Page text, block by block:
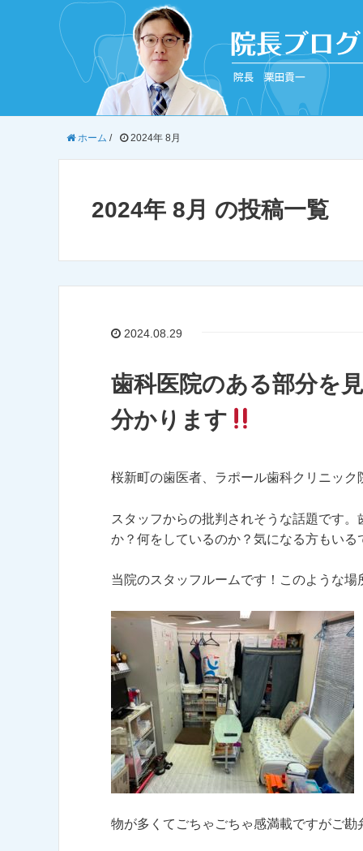
ホーム / 2024年 8月
2024年 8月 の投稿一覧
2024.08.29
歯科医院のある部分を
分かります
桜新町の歯医者、ラポール歯科クリニック
スタッフからの批判されそうな話題です
か？何をしているのか？気になる方もいる
当院のスタッフルームです！このような場
物が多くてごちゃごちゃ感満載ですがご勘